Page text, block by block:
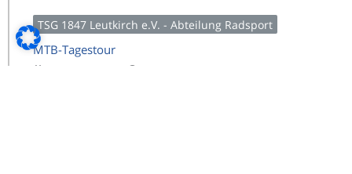
TSG 1847 Leutkirch e.V. - Abteilung Radsport
MTB-Tagestour